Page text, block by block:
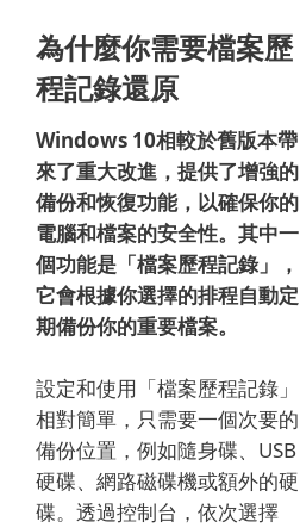
為什麼你需要檔案歷
程記錄還原
Windows 10相較於舊版本帶
來了重大改進，提供了增強的
備份和恢復功能，以確保你的
電腦和檔案的安全性。其中一
個功能是「檔案歷程記錄」，
它會根據你選擇的排程自動定
期備份你的重要檔案。
設定和使用「檔案歷程記錄」
相對簡單，只需要一個次要的
備份位置，例如隨身碟、USB
硬碟、網路磁碟機或額外的硬
碟。透過控制台，依次選擇